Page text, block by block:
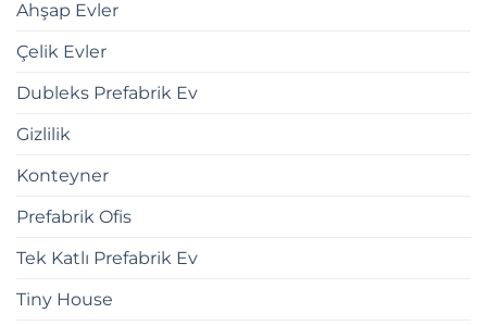
Ahşap Evler
Çelik Evler
Dubleks Prefabrik Ev
Gizlilik
Konteyner
Prefabrik Ofis
Tek Katlı Prefabrik Ev
Tiny House